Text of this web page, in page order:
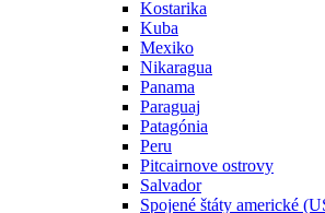
Kostarika
Kuba
Mexiko
Nikaragua
Panama
Paraguaj
Patagónia
Peru
Pitcairnove ostrovy
Salvador
Spojené štáty americké